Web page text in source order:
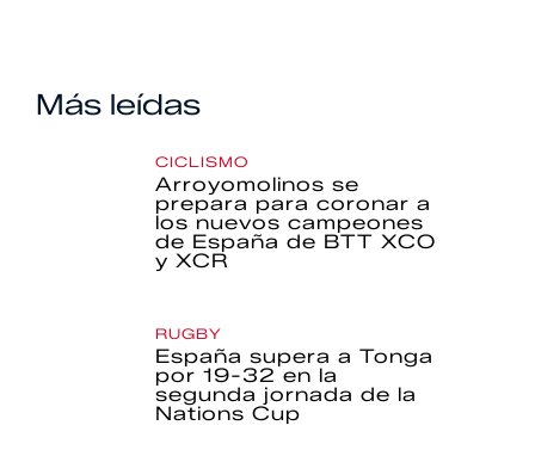
Más leídas
CICLISMO
Arroyomolinos se
prepara para coronar a
los nuevos campeones
de España de BTT XCO
y XCR
RUGBY
España supera a Tonga
por 19-32 en la
segunda jornada de la
Nations Cup